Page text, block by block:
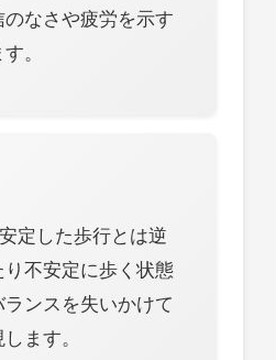
なさや疲労を示す
。
定した歩行とは逆
不安定に歩く状態
ンスを失いかけて
ます。